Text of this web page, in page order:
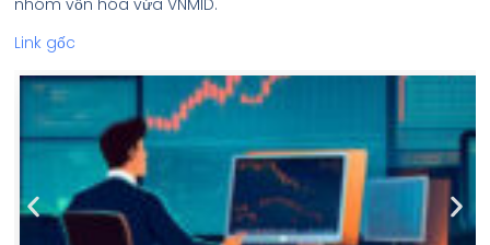
nhóm vốn hóa vừa VNMID.
Link gốc